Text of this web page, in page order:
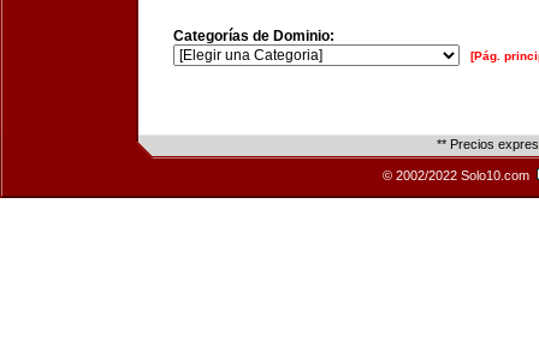
Categorías de Dominio:
[Pág.
** Precios
© 2002/2022 Solo10.com